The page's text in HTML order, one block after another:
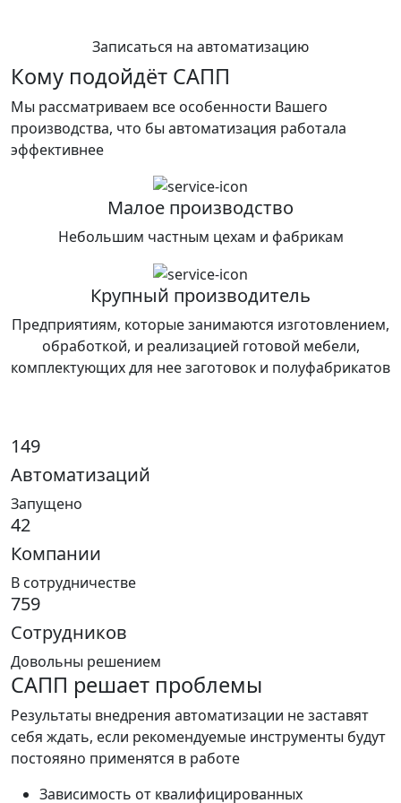
Записаться на автоматизацию
Кому подойдёт САПП
Мы рассматриваем все особенности Вашего
производства, что бы автоматизация работала
эффективнее
Малое производство
Небольшим частным цехам и фабрикам
Крупный производитель
Предприятиям, которые занимаются изготовлением,
обработкой, и реализацией готовой мебели,
комплектующих для нее заготовок и полуфабрикатов
149
Автоматизаций
Запущено
42
Компании
В сотрудничестве
759
Сотрудников
Довольны решением
САПП решает проблемы
Результаты внедрения автоматизации не заставят
себя ждать, если рекомендуемые инструменты будут
постояяно применятся в работе
Зависимость от квалифицированных